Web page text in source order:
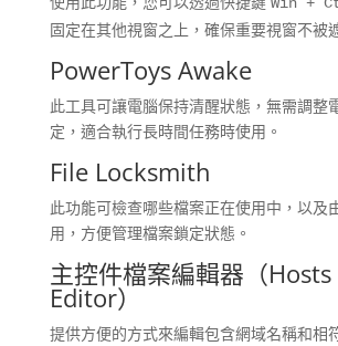
固定在其他視窗之上，確保重要視窗不被
PowerToys Awake
此工具可讓電腦保持清醒狀態，無需調整
定，適合執行長時間任務時使用。
File Locksmith
此功能可檢查哪些檔案正在使用中，以及
用，方便管理檔案鎖定狀態。
主控件檔案編輯器（Hosts
Editor）
提供方便的方式來編輯包含網域名稱和相